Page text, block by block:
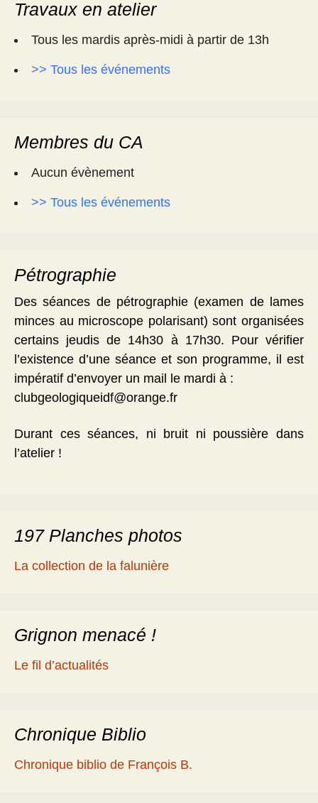
Travaux en atelier
Tous les mardis après-midi à partir de 13h
>> Tous les événements
Membres du CA
Aucun évènement
>> Tous les événements
Pétrographie
Des séances de pétrographie (examen de lames
minces au microscope polarisant) sont organisées
certains jeudis de 14h30 à 17h30. Pour vérifier
l’existence d’une séance et son programme, il est
impératif d’envoyer un mail le mardi à :
clubgeologiqueidf@orange.fr
Durant ces séances, ni bruit ni poussière dans
l’atelier !
197 Planches photos
La collection de la falunière
Grignon menacé !
Le fil d’actualités
Chronique Biblio
Chronique biblio de François B.